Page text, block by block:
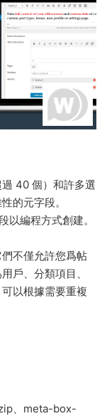
40 個）和許多選
的元字段。
以編程方式創建。
不僅允許您爲帖
戶、分類項目、
以根據需要重複
、meta-box-